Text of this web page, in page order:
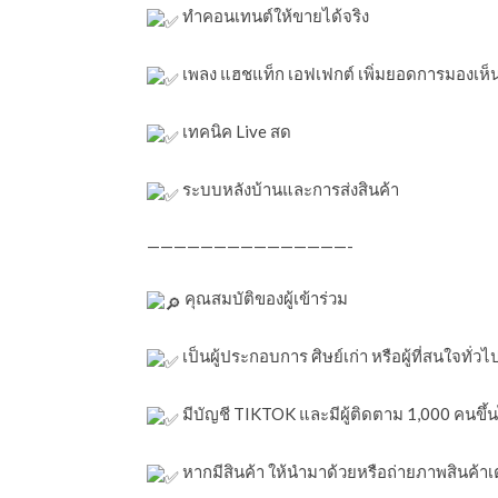
ทำคอนเทนต์ให้ขายได้จริง
เพลง แฮชแท็ก เอฟเฟกต์ เพิ่มยอดการมองเห็
เทคนิค Live สด
ระบบหลังบ้านและการส่งสินค้า
———————————————-
คุณสมบัติของผู้เข้าร่วม
เป็นผู้ประกอบการ ศิษย์เก่า หรือผู้ที่สนใจทั่วไ
มีบัญชี TIKTOK และมีผู้ติดตาม 1,000 คนขึ้
หากมีสินค้า ให้นำมาด้วยหรือถ่ายภาพสินค้าเ